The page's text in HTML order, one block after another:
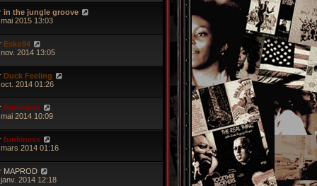
in the jungle groove
2015 13:03
Esko94
nov. 2014 13:05
Duck Feeling
2014 01:26
funkiness
2014 10:09
funkiness
2014 01:16
MAPROD
2014 12:18